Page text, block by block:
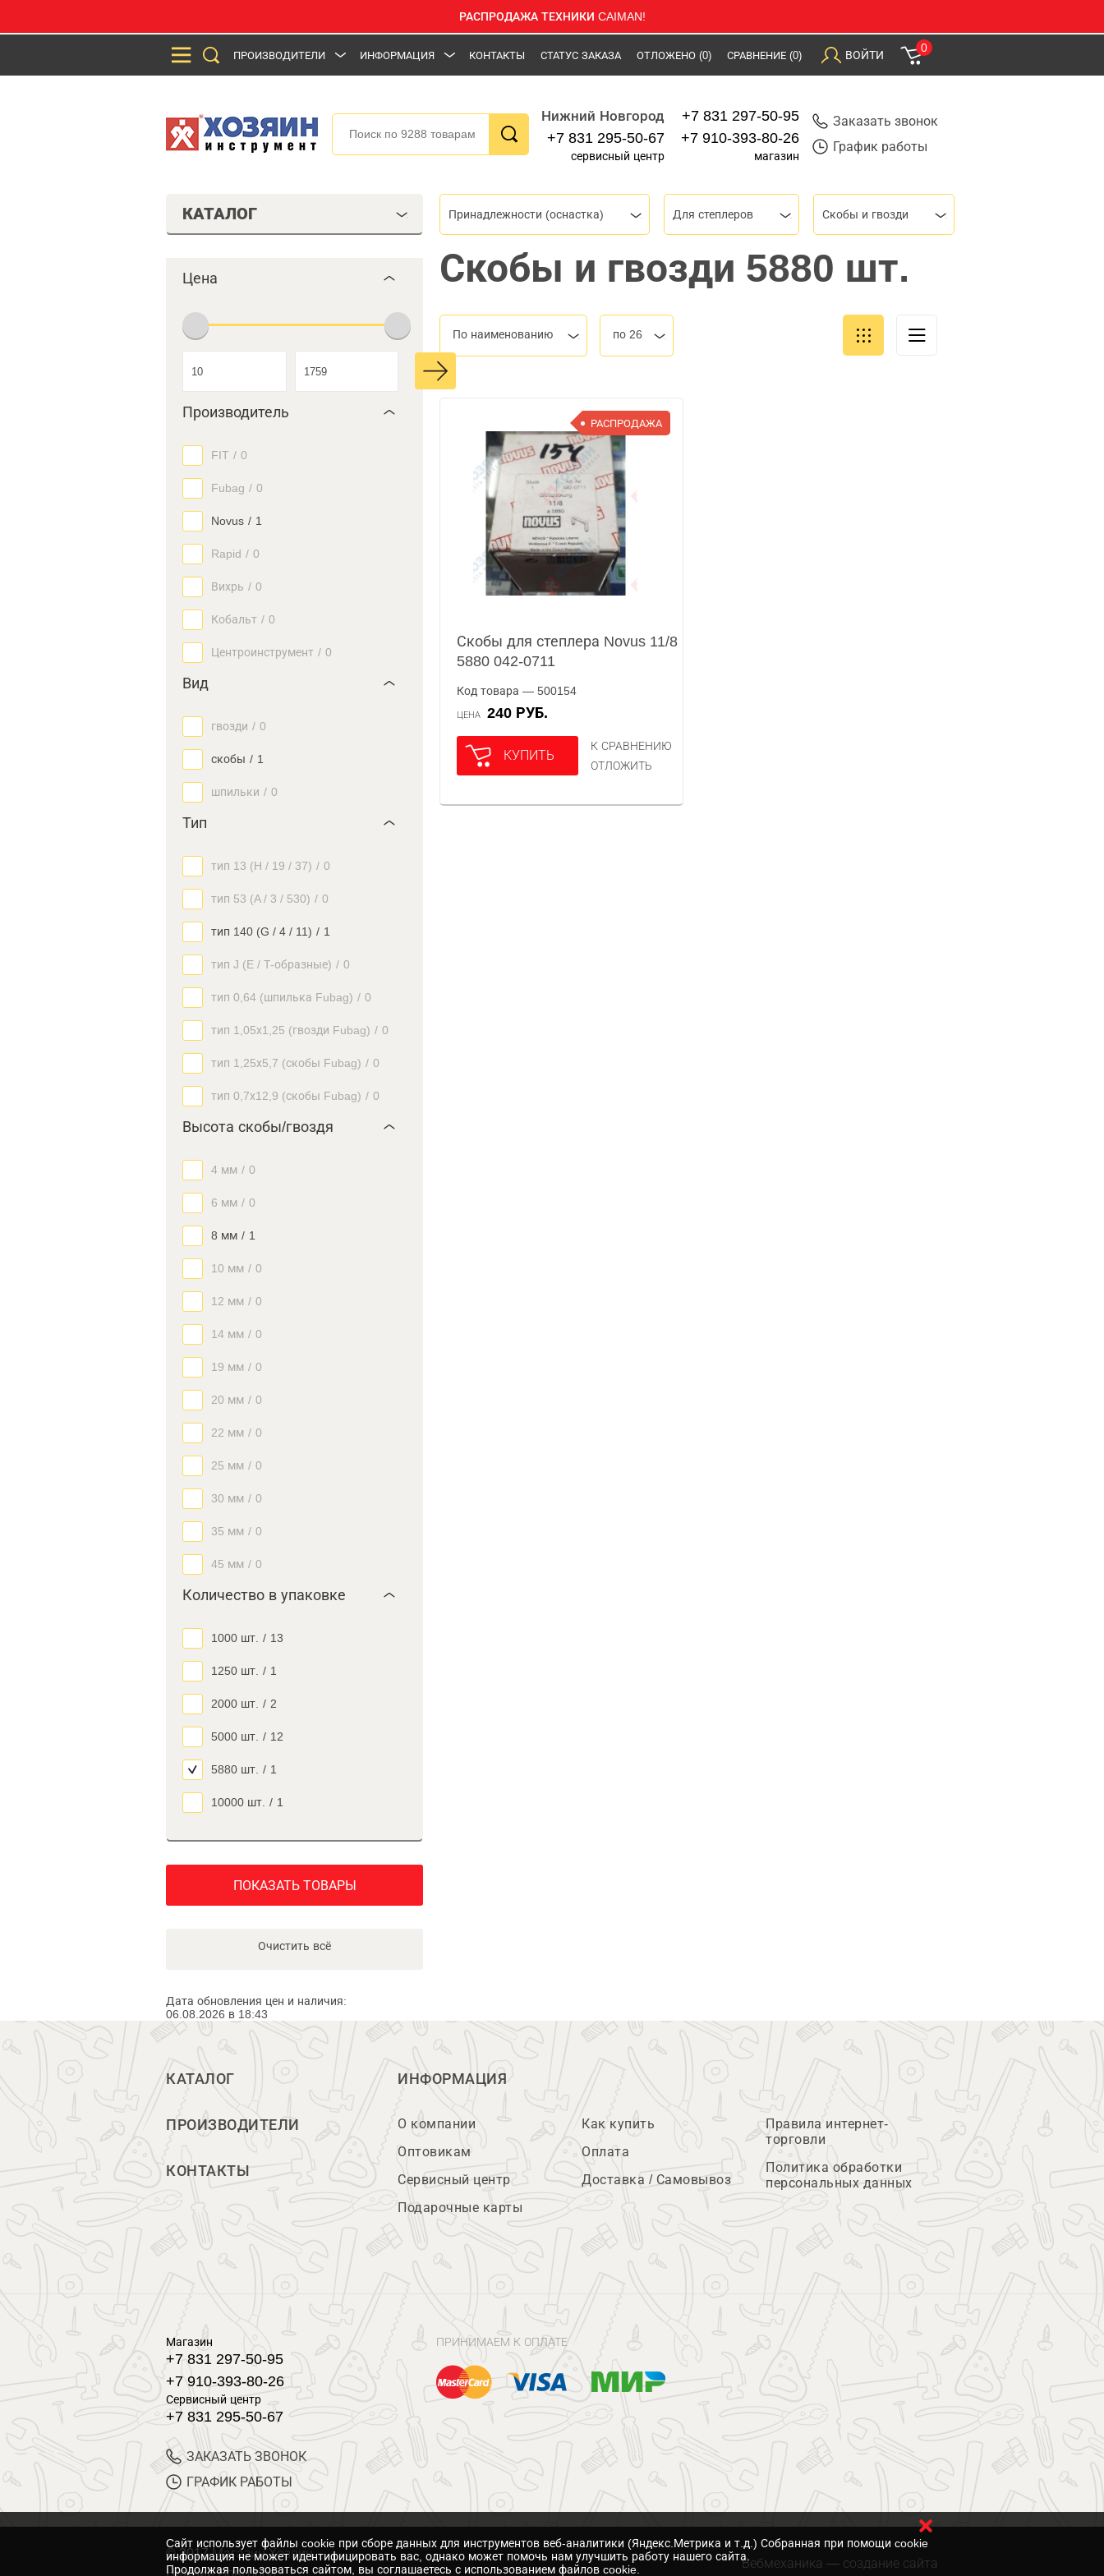
РАСПРОДАЖА ТЕХНИКИ CAIMAN!
ПРОИЗВОДИТЕЛИ ИНФОРМАЦИЯ КОНТАКТЫ СТАТУС ЗАКАЗА ОТЛОЖЕНО (0) СРАВНЕНИЕ (0) ВОЙТИ
0
Нижний Новгород
+7 831 295-50-67
сервисный центр
+7 831 297-50-95
+7 910-393-80-26
магазин
Заказать звонок
График работы
КАТАЛОГ
Цена
Производитель
FIT / 0
Fubag / 0
Novus / 1
Rapid / 0
Вихрь / 0
Кобальт / 0
Центроинструмент / 0
Вид
гвозди / 0
скобы / 1
шпильки / 0
Тип
тип 13 (H / 19 / 37) / 0
тип 53 (A / 3 / 530) / 0
тип 140 (G / 4 / 11) / 1
тип J (E / Т-образные) / 0
тип 0,64 (шпилька Fubag) / 0
тип 1,05х1,25 (гвозди Fubag) / 0
тип 1,25х5,7 (скобы Fubag) / 0
тип 0,7х12,9 (скобы Fubag) / 0
Высота скобы/гвоздя
4 мм / 0
6 мм / 0
8 мм / 1
10 мм / 0
12 мм / 0
14 мм / 0
19 мм / 0
20 мм / 0
22 мм / 0
25 мм / 0
30 мм / 0
35 мм / 0
45 мм / 0
Количество в упаковке
1000 шт. / 13
1250 шт. / 1
2000 шт. / 2
5000 шт. / 12
5880 шт. / 1
10000 шт. / 1
ПОКАЗАТЬ ТОВАРЫ
Очистить всё
Дата обновления цен и наличия:
06.08.2026 в 18:43
Принадлежности (оснастка) Для степлеров Скобы и гвозди
Скобы и гвозди 5880 шт.
По наименованию по 26
РАСПРОДАЖА
Скобы для степлера Novus 11/8
5880 042-0711
Код товара — 500154
ЦЕНА 240 РУБ.
КУПИТЬ
К СРАВНЕНИЮ
ОТЛОЖИТЬ
КАТАЛОГ
ПРОИЗВОДИТЕЛИ
КОНТАКТЫ
ИНФОРМАЦИЯ
О компании
Оптовикам
Сервисный центр
Подарочные карты
Как купить
Оплата
Доставка / Самовывоз
Правила интернет-
торговли
Политика обработки
персональных данных
Магазин
+7 831 297-50-95
+7 910-393-80-26
Сервисный центр
+7 831 295-50-67
ЗАКАЗАТЬ ЗВОНОК
ГРАФИК РАБОТЫ
ПРИНИМАЕМ К ОПЛАТЕ
© 2017 Магазин Хозяин
Нижний Новгород
Вебмеханика — создание сайта
Cайт использует файлы cookie при сборе данных для инструментов веб-аналитики (Яндекс.Метрика и т.д.) Собранная при помощи cookie
информация не может идентифицировать вас, однако может помочь нам улучшить работу нашего сайта.
Продолжая пользоваться сайтом, вы соглашаетесь с использованием файлов cookie.